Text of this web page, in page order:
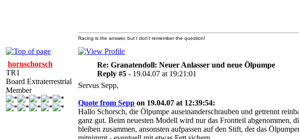
Racing is the answer, but I don't remember the question!
hornschorsch
TR1
Board Extraterrestrial
Member
Re: Granatendoll: Neuer Anlasser und neue Ölpumpe
Reply #5 - 19.04.07 at 19:21:01
Servus Sepp,
Quote from Sepp on 19.04.07 at 12:39:54:
Hallo Schorsch, die Ölpumpe auseinanderschrauben und getrennt
ganz gut. Beim neuesten Modell wird nur das Frontteil abgenommen,
bleiben zusammen, ansonsten aufpassen auf den Stift, der das